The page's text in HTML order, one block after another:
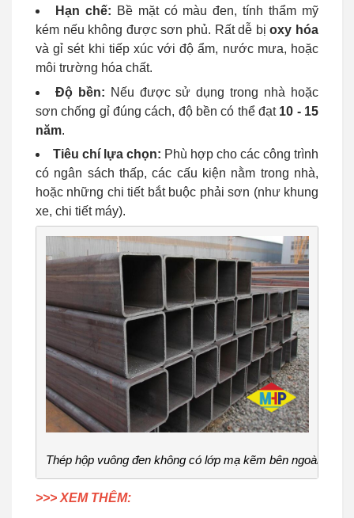
Hạn chế: Bề mặt có màu đen, tính thẩm mỹ
kém nếu không được sơn phủ. Rất dễ bịoxy hóa
và gỉ sét khi tiếp xúc với độ ẩm, nước mưa, hoặc
môi trường hóa chất.
Độ bền: Nếu được sử dụng trong nhà hoặc
sơn chống gỉ đúng cách, độ bền có thể đạt 10 - 15
năm.
Tiêu chí lựa chọn: Phù hợp cho các công trình
có ngân sách thấp, các cấu kiện nằm trong nhà,
hoặc những chi tiết bắt buộc phải sơn (như khung
xe, chi tiết máy).
Thép hộp vuông đen không có lớp mạ kẽm bên ngoài
>>> XEM THÊM: